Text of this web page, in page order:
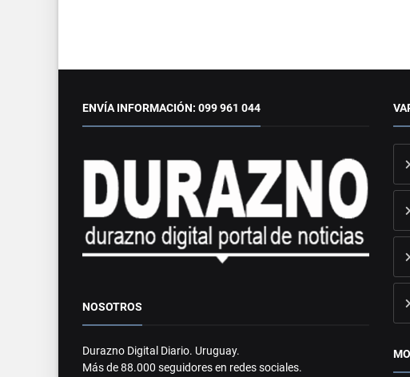
ENVÍA INFORMACIÓN: 099 961 044
NOSOTROS
Durazno Digital Diario. Uruguay.
Más de 88.000 seguidores en redes sociales.